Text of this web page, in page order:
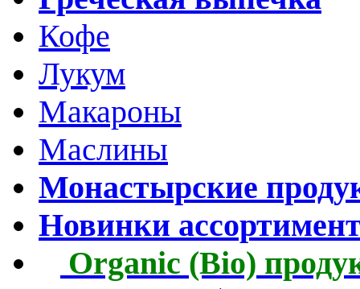
Кофе
Лукум
Макароны
Маслины
Монастырские
Новинки
Organic (Bio)